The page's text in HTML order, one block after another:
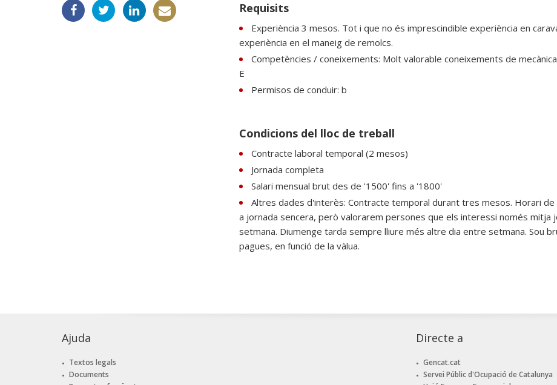
Requisits
Experiència 3 mesos. Tot i que no és imprescindible experiència en
experiència en el maneig de remolcs.
Competències / coneixements: Molt valorable coneixements de
E
Permisos de conduir: b
Condicions del lloc de treball
Contracte laboral temporal (2 mesos)
Jornada completa
Salari mensual brut des de '1500' fins a '1800'
Altres dades d'interès: Contracte temporal durant tres mesos. Horari
a jornada sencera, però valorarem persones que els interessi només mitja
setmana. Diumenge tarda sempre lliure més altre dia entre setmana. Sou
pagues, en funció de la vàlua.
Ajuda
Textos legals
Documents
Directe a
Gencat.cat
Servei Públic d'Ocupació de Catalunya